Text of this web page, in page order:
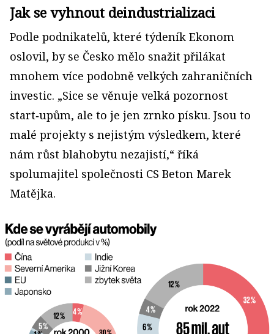
Jak se vyhnout deindustrializaci
Podle podnikatelů, které týdeník Ekonom
oslovil, by se Česko mělo snažit přilákat
mnohem více podobně velkých zahraničních
investic. „Sice se věnuje velká pozornost
start‑upům, ale to je jen zrnko písku. Jsou to
malé projekty s nejistým výsledkem, které
nám růst blahobytu nezajistí,“ říká
spolumajitel společnosti CS Beton Marek
Matějka.